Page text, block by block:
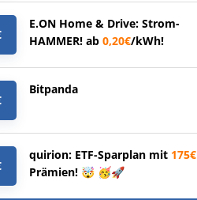
E.ON Home & Drive: Strom-
HAMMER! ab 0,20€/kWh!
Bitpanda
quirion: ETF-Sparplan mit 175€
Prämien! 🤯 🥳🚀